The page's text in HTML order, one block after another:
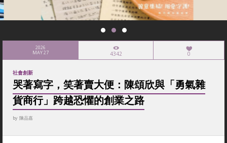
2026
MAY 27 4342 0
社會創新
哭著寫字，笑著賣大便：陳頌欣與「勇氣雜
貨商行」跨越恐懼的創業之路
by 陳品嘉